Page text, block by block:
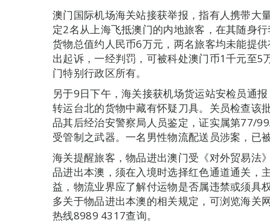
澳门国际机场海关站接获举报，指有人携带大
定2名从上海飞抵澳门的内地旅客，在其随身
货物总值约人民币6万元，两名旅客均未能提
出起诉，一经判罚，可被科处澳门币1千元至5
门特别行政区所有。
另于9日下午，海关接获机场货运站安检员通
转运台北的货物中藏有怀疑刀具。关员检查该
品其后经治安警察局人员鉴定，证实属第77/
受管制之武器。一名男性物流配送员涉案，已
海关提醒旅客，物品进出澳门受《对外贸易法
品进出本澳，须在入境时选择红色通道通关，
益，物流业界应了解付运物是否属违禁或须具
多关于物品进出本澳的相关规定，可浏览海
热线8989 4317查询。